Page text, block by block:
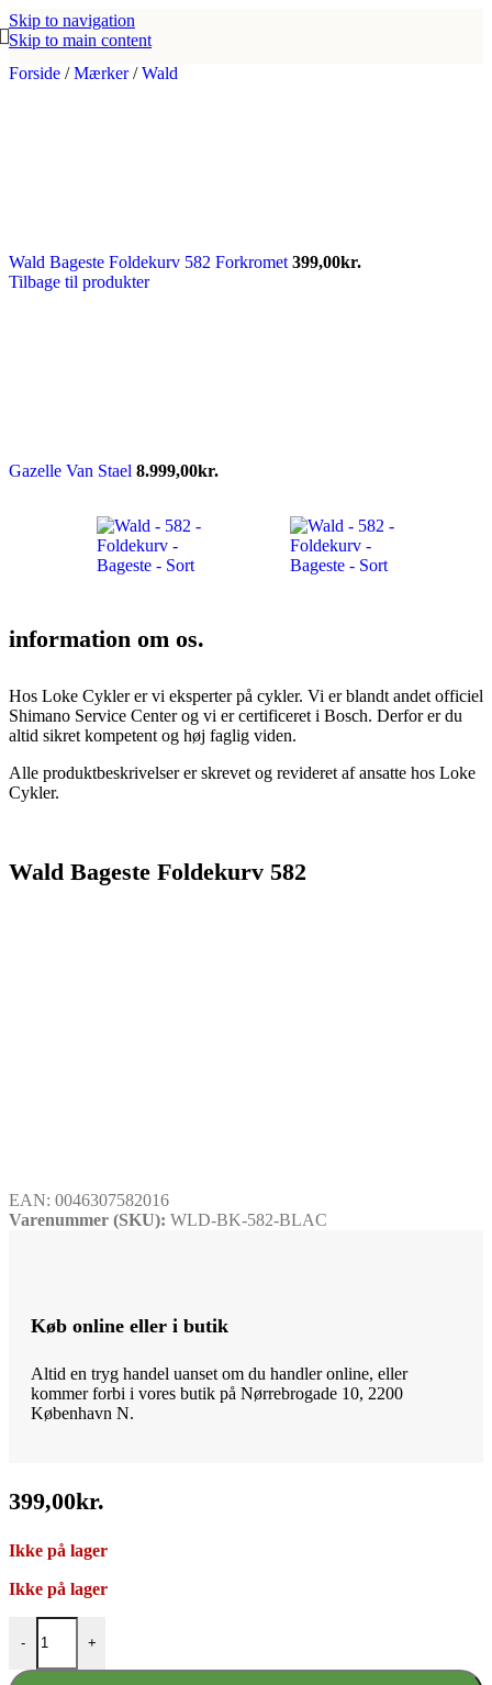
Skip to navigation
Skip to main content
Forside / Mærker/ Wald
Wald Bageste Foldekurv 582 Forkromet 399,00kr.
Tilbage til produkter
Gazelle Van Stael 8.999,00kr.
information om os.
Hos Loke Cykler er vi eksperter på cykler. Vi er blandt andet officiel
Shimano Service Center og vi er certificeret i Bosch. Derfor er du
altid sikret kompetent og høj faglig viden.
Alle produktbeskrivelser er skrevet og revideret af ansatte hos Loke
Cykler.
Wald Bageste Foldekurv 582
EAN: 0046307582016
Varenummer (SKU): WLD-BK-582-BLAC
Køb online eller i butik
Altid en tryg handel uanset om du handler online, eller
kommer forbi i vores butik på Nørrebrogade 10, 2200
København N.
399,00kr.
Ikke på lager
Ikke på lager
-
Wald Bageste Foldekurv 582 antal
+